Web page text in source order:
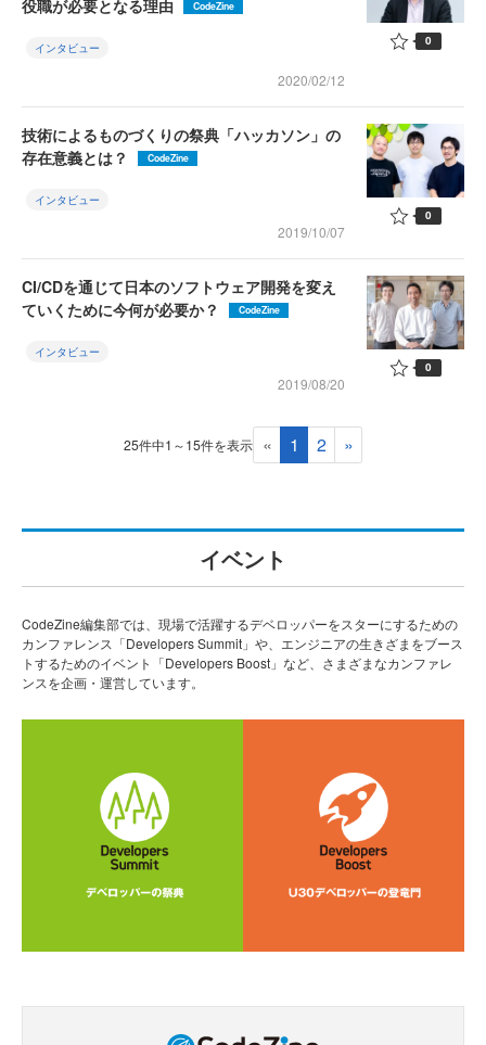
役職が必要となる理由 CodeZine
インタビュー
2020/02/12
0
技術によるものづくりの祭典「ハッカソン」の
存在意義とは？
CodeZine
インタビュー
2019/10/07
0
CI/CDを通じて日本のソフトウェア開発を変え
ていくために今何が必要か？
CodeZine
インタビュー
2019/08/20
0
25件中1～15件を表示 « 1 2 »
イベント
CodeZine編集部では、現場で活躍するデベロッパーをスターにするための
カンファレンス「Developers Summit」や、エンジニアの生きざまをブース
トするためのイベント「Developers Boost」など、さまざまなカンファレ
ンスを企画・運営しています。